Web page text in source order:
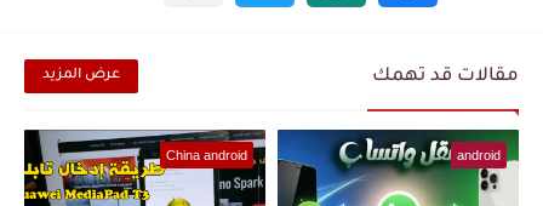
مقالات قد تهمك عرض المزيد
android
China android